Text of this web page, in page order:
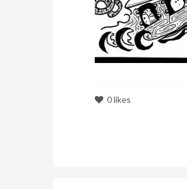
0likes